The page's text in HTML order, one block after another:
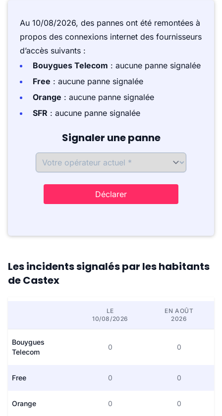
Au 10/08/2026, des pannes ont été remontées à
propos des connexions internet des fournisseurs
d’accès suivants :
Bouygues Telecom : aucune panne signalée
Free : aucune panne signalée
Orange : aucune panne signalée
SFR : aucune panne signalée
Signaler une panne
Déclarer
Les incidents signalés par les habitants
de Castex
LE
10/08/2026
EN AOÛT
2026
Bouygues
Telecom
0 0
Free 0 0
Orange 0 0